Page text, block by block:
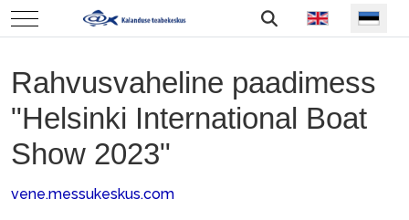
Mobile Menu Toggle Vali keel
Rahvusvaheline paadimess
"Helsinki International Boat
Show 2023"
vene.messukeskus.com